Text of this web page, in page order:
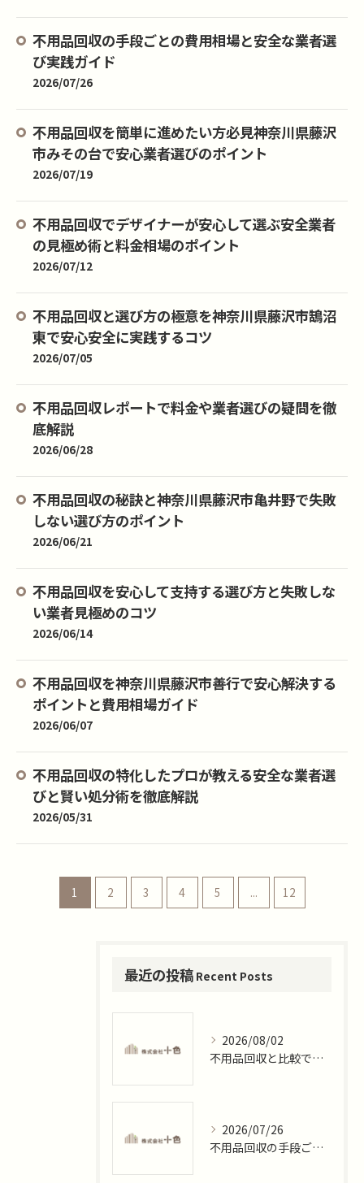
不用品回収の手段ごとの費用相場と安全な業者選
び実践ガイド
2026/07/26
不用品回収を簡単に進めたい方必見神奈川県藤沢
市みその台で安心業者選びのポイント
2026/07/19
不用品回収でデザイナーが安心して選ぶ安全業者
の見極め術と料金相場のポイント
2026/07/12
不用品回収と選び方の極意を神奈川県藤沢市鵠沼
東で安心安全に実践するコツ
2026/07/05
不用品回収レポートで料金や業者選びの疑問を徹
底解説
2026/06/28
不用品回収の秘訣と神奈川県藤沢市亀井野で失敗
しない選び方のポイント
2026/06/21
不用品回収を安心して支持する選び方と失敗しな
い業者見極めのコツ
2026/06/14
不用品回収を神奈川県藤沢市善行で安心解決する
ポイントと費用相場ガイド
2026/06/07
不用品回収の特化したプロが教える安全な業者選
びと賢い処分術を徹底解説
2026/05/31
1 2 3 4 5 ... 12
最近の投稿 Recent Posts
2026/08/02
不用品回収と比較で選ぶ神奈川県藤沢市片瀬目白山の安心処分術
2026/07/26
不用品回収の手段ごとの費用相場と安全な業者選び実践ガイド